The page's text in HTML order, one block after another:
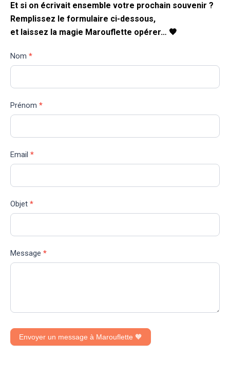
Et si on écrivait ensemble votre prochain souvenir ?
Remplissez le formulaire ci-dessous,
et laissez la magie Marouflette opérer… 🧡
Contact
Nom *
Prénom *
Email *
Objet *
Message *
Envoyer un message à Marouflette 🧡